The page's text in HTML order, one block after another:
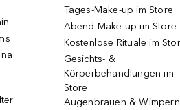
Tages-Make-up im Store
Abend-Make-up im Store
Kostenlose Rituale im
Gesichts- &
Körperbehandlungen im
Store
Augenbrauen & Wimpern